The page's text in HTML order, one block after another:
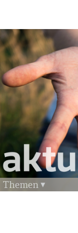
Themen